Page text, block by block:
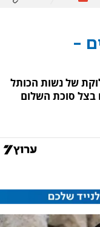
-
של נשות הכותל
בצל סוכת השלום